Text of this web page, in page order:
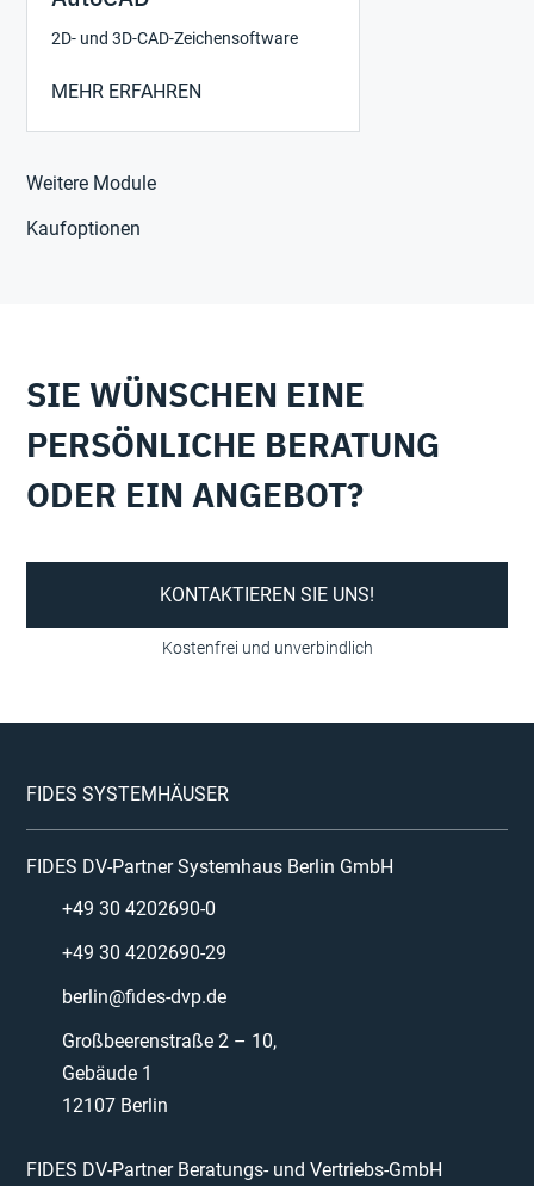
2D- und 3D-CAD-Zeichensoftware
MEHR ERFAHREN
Weitere Module
Kaufoptionen
SIE WÜNSCHEN EINE
PERSÖNLICHE BERATUNG
ODER EIN ANGEBOT?
KONTAKTIEREN SIE UNS!
FIDES SYSTEMHÄUSER
FIDES DV-Partner Systemhaus Berlin GmbH
+49 30 4202690-0
+49 30 4202690-29
berlin@fides-dvp.de
Großbeerenstraße 2 – 10,
Gebäude 1
12107 Berlin
FIDES DV-Partner Beratungs- und Vertriebs-GmbH